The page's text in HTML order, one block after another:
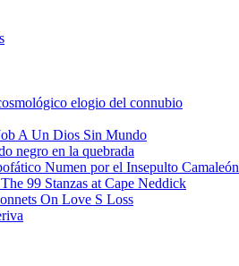
elogio del connubio
A Un Dios Sin Mundo
negro en la quebrada
Numen por el Insepulto Camaleón
99 Stanzas at Cape Neddick
On Love S Loss